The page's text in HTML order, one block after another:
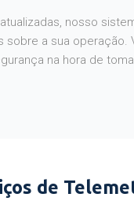
nosso
sobre a sua operação.
na hora de
de